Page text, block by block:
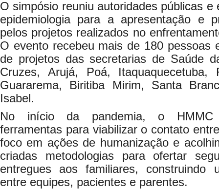
O simpósio reuniu autoridades públicas e
epidemiologia para a apresentação e
pelos projetos realizados no
O evento recebeu mais de 180 pessoas
de projetos das secretarias de Saúde
Cruzes, Arujá, Poá, Itaquaquecetuba,
Guararema, Biritiba Mirim, Santa
Isabel.
No início da pandemia, o HMMC
ferramentas para viabilizar o contato
foco em ações de humanização e
criadas metodologias para ofertar
entregues aos familiares, construindo
entre equipes, pacientes e parentes.